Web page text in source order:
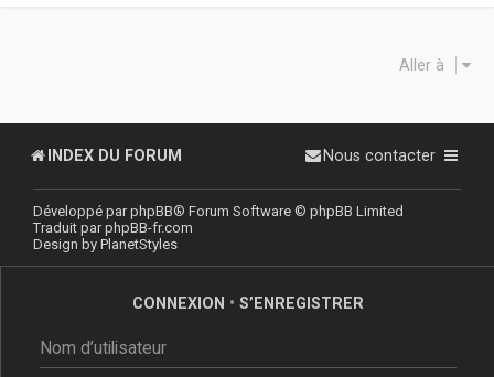
Aller à
INDEX DU FORUM Nous contacter
Développé parphpBB® Forum Software © phpBB Limited
Traduit parphpBB-fr.com
Design by PlanetStyles
CONNEXION • S’ENREGISTRER